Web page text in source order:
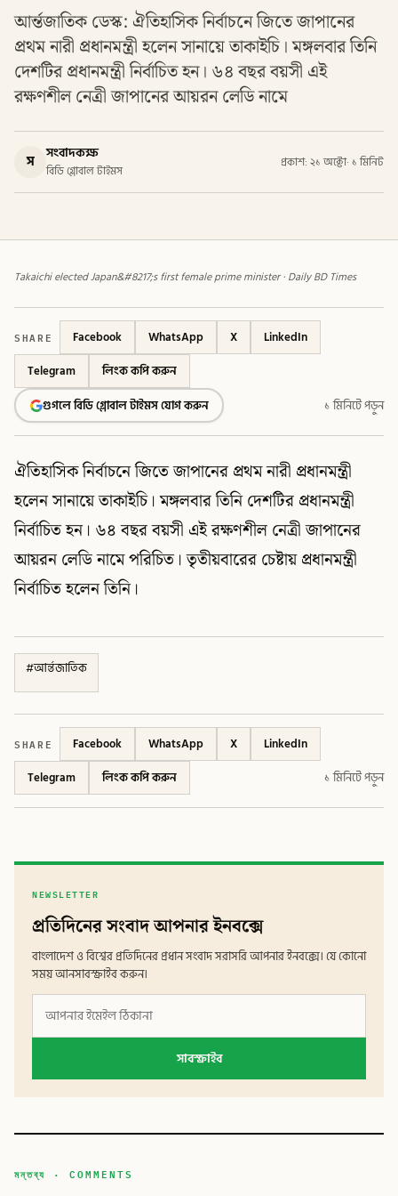
আর্ন্তজাতিক ডেস্ক: ঐতিহাসিক নির্বাচনে জিতে জাপানের
প্রথম নারী প্রধানমন্ত্রী হলেন সানায়ে তাকাইচি। মঙ্গলবার তিনি
দেশটির প্রধানমন্ত্রী নির্বাচিত হন। ৬৪ বছর বয়সী এই
রক্ষণশীল নেত্রী জাপানের আয়রন লেডি নামে
স সংবাদকক্ষ
বিডি গ্লোবাল টাইমস
প্রকাশ: ২১ অক্টো· ১ মিনিট
Takaichi elected Japan&#8217;s first female prime minister · Daily BD Times
SHARE Facebook WhatsApp X
LinkedIn
Telegram
লিংক কপি করুন
গুগলে বিডি গ্লোবাল টাইমস যোগ করুন
১ মিনিটে পড়ুন
ঐতিহাসিক নির্বাচনে জিতে জাপানের প্রথম নারী প্রধানমন্ত্রী
হলেন সানায়ে তাকাইচি। মঙ্গলবার তিনি দেশটির প্রধানমন্ত্রী
নির্বাচিত হন। ৬৪ বছর বয়সী এই রক্ষণশীল নেত্রী জাপানের
আয়রন লেডি নামে পরিচিত। তৃতীয়বারের চেষ্টায় প্রধানমন্ত্রী
নির্বাচিত হলেন তিনি।
#আর্ন্তজাতিক
SHARE Facebook WhatsApp X
LinkedIn
Telegram
লিংক কপি করুন ১ মিনিটে পড়ুন
NEWSLETTER
প্রতিদিনের সংবাদ আপনার ইনবক্সে
বাংলাদেশ ও বিশ্বের প্রতিদিনের প্রধান সংবাদ সরাসরি আপনার ইনবক্সে। যে কোনো
সময় আনসাবস্ক্রাইব করুন।
সাবস্ক্রাইব
মন্তব্য · COMMENTS